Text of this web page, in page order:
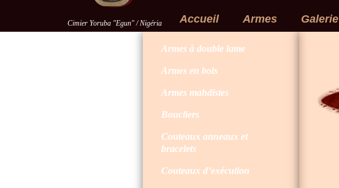
Cimier Yoruba "Egun" / Nigéria Accueil Armes Galerie
Armes à double lame
Armes en bois
Armes mahdistes
Boucliers
Couteaux anneaux et
bracelets
Couteaux d’exécution